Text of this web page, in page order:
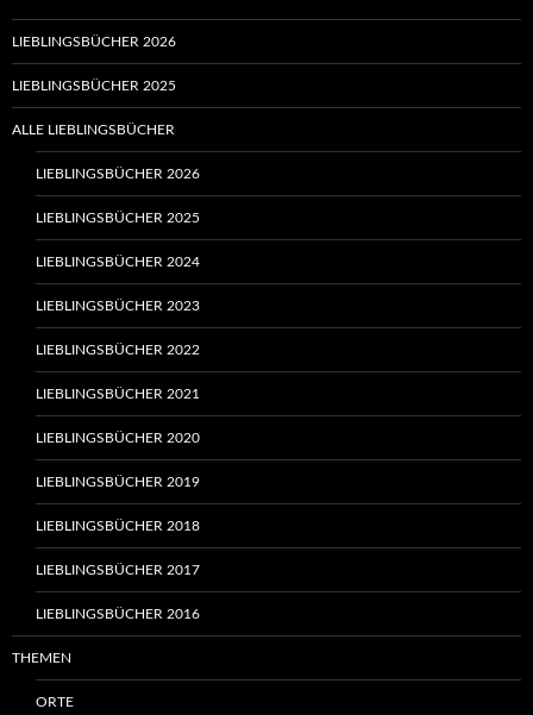
LIEBLINGSBÜCHER 2026
LIEBLINGSBÜCHER 2025
ALLE LIEBLINGSBÜCHER
LIEBLINGSBÜCHER 2026
LIEBLINGSBÜCHER 2025
LIEBLINGSBÜCHER 2024
LIEBLINGSBÜCHER 2023
LIEBLINGSBÜCHER 2022
LIEBLINGSBÜCHER 2021
LIEBLINGSBÜCHER 2020
LIEBLINGSBÜCHER 2019
LIEBLINGSBÜCHER 2018
LIEBLINGSBÜCHER 2017
LIEBLINGSBÜCHER 2016
THEMEN
ORTE